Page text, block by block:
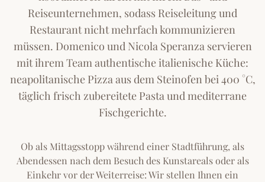
Reiseunternehmen, sodass Reiseleitung und
Restaurant nicht mehrfach kommunizieren
müssen. Domenico und Nicola Speranza servieren
mit ihrem Team authentische italienische Küche:
neapolitanische Pizza aus dem Steinofen bei 400 °C,
täglich frisch zubereitete Pasta und mediterrane
Fischgerichte.
Ob als Mittagsstopp während einer Stadtführung, als
Abendessen nach dem Besuch des Kunstareals oder als
Einkehr vor der Weiterreise: Wir stellen Ihnen ein